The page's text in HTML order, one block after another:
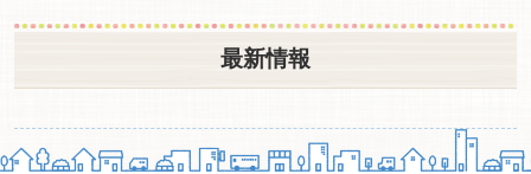
最新情報